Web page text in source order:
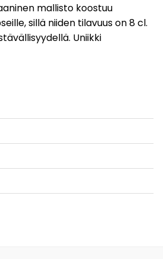
mallisto koostuu
sillä niiden tilavuus on 8 cl.
Uniikki